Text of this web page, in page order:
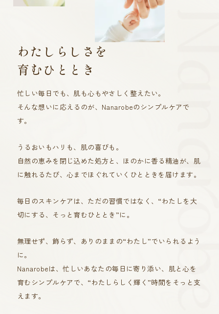
わたしらしさを
育むひととき
忙しい毎日でも、肌も心もやさしく整えたい。
そんな想いに応えるのが、Nanarobeのシンプルケアで
す。
うるおいもハリも、肌の喜びも。
自然の恵みを閉じ込めた処方と、ほのかに香る精油が、肌
に触れるたび、心までほぐれていくひとときを届けます。
毎日のスキンケアは、ただの習慣ではなく、“わたしを大
切にする、そっと育むひととき”に。
無理せず、飾らず、ありのままの“わたし”でいられるよう
に。
Nanarobeは、忙しいあなたの毎日に寄り添い、肌と心を
育むシンプルケアで、“わたしらしく輝く”時間をそっと支
えます。